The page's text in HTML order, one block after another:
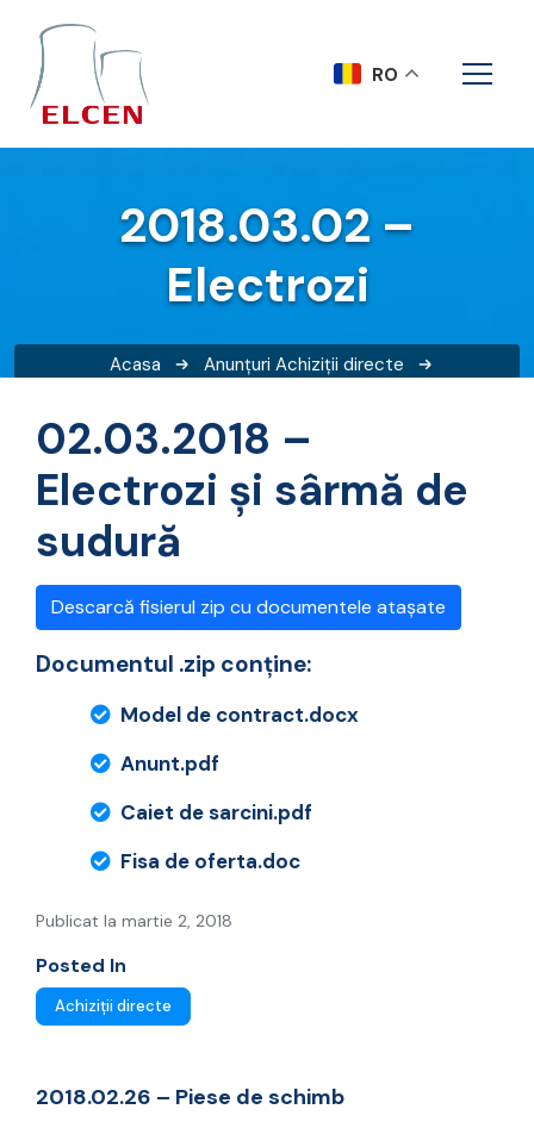
2018.03.02 –
Electrozi
Acasa Anunțuri Achiziții directe
02.03.2018 –
Electrozi și sârmă de
sudură
Descarcă fisierul zip cu documentele atașate
Documentul .zip conține:
Model de contract.docx
Anunt.pdf
Caiet de sarcini.pdf
Fisa de oferta.doc
Publicat la martie 2, 2018
Posted In
Achiziții directe
2018.02.26 – Piese de schimb
RO